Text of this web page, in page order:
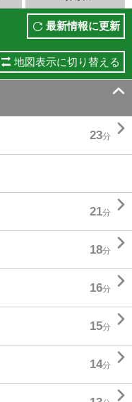
最新情報に更新
地図表示に切り替える

23分 
21分 
18分 
16分 
15分 
14分 
